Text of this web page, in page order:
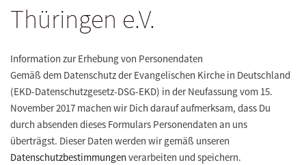
Thüringen e.V.
Information zur Erhebung von Personendaten
Gemäß dem Datenschutz der Evangelischen Kirche in Deutschland
(EKD-Datenschutzgesetz-DSG-EKD) in der Neufassung vom 15.
November 2017 machen wir Dich darauf aufmerksam, dass Du
durch absenden dieses Formulars Personendaten an uns
überträgst. Dieser Daten werden wir gemäß unseren
Datenschutzbestimmungen verarbeiten und speichern.